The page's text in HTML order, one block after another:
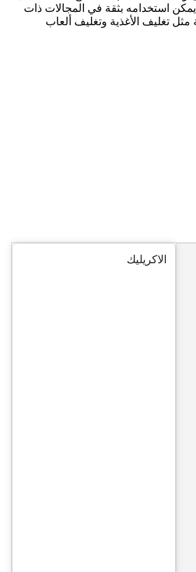
استخدامه بثقة في المجالات ذات
مثل تغليف الأغذية وتغليف ألعاب
الاكريليك